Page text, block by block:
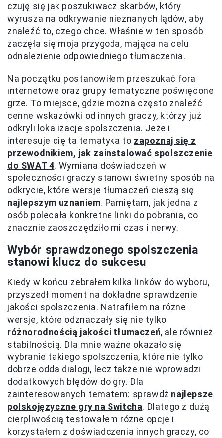
czuję się jak poszukiwacz skarbów, który
wyrusza na odkrywanie nieznanych lądów, aby
znaleźć to, czego chce. Właśnie w ten sposób
zaczęła się moja przygoda, mająca na celu
odnalezienie odpowiedniego tłumaczenia.
Na początku postanowiłem przeszukać fora
internetowe oraz grupy tematyczne poświęcone
grze. To miejsce, gdzie można często znaleźć
cenne wskazówki od innych graczy, którzy już
odkryli lokalizacje spolszczenia. Jeżeli
interesuje cię ta tematyka to zapoznaj się z
przewodnikiem, jak zainstalować spolszczenie
do SWAT 4. Wymiana doświadczeń w
społeczności graczy stanowi świetny sposób na
odkrycie, które wersje tłumaczeń cieszą się
najlepszym uznaniem. Pamiętam, jak jedna z
osób polecała konkretne linki do pobrania, co
znacznie zaoszczędziło mi czas i nerwy.
Wybór sprawdzonego spolszczenia
stanowi klucz do sukcesu
Kiedy w końcu zebrałem kilka linków do wyboru,
przyszedł moment na dokładne sprawdzenie
jakości spolszczenia. Natrafiłem na różne
wersje, które odznaczały się nie tylko
różnorodnością jakości tłumaczeń, ale również
stabilnością. Dla mnie ważne okazało się
wybranie takiego spolszczenia, które nie tylko
dobrze odda dialogi, lecz także nie wprowadzi
dodatkowych błędów do gry. Dla
zainteresowanych tematem: sprawdź najlepsze
polskojęzyczne gry na Switcha. Dlatego z dużą
cierpliwością testowałem różne opcje i
korzystałem z doświadczenia innych graczy, co